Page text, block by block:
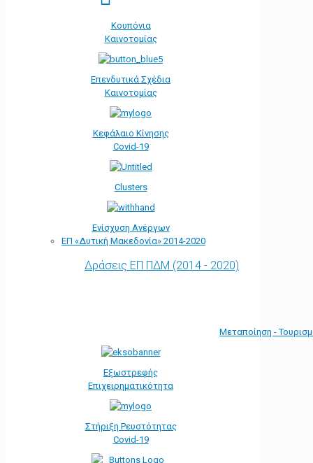
Κουπόνια
Καινοτομίας
Επενδυτικά Σχέδια
Καινοτομίας
Κεφάλαιο Κίνησης
Covid-19
Clusters
Ενίσχυση Ανέργων
ΕΠ «Δυτική Μακεδονία» 2014-2020
Δράσεις ΕΠ ΠΔΜ (2014 - 2020)
Μεταποίηση -
Εξωστρεφής
Επιχειρηματικότητα
Στήριξη Ρευστότητας
Covid-19